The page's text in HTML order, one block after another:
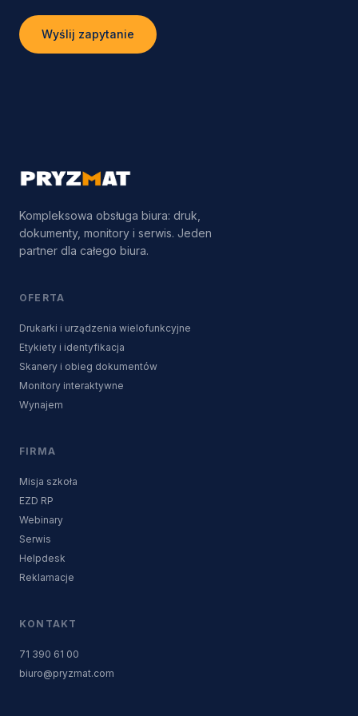
Wyślij zapytanie
Kompleksowa obsługa biura: druk,
dokumenty, monitory i serwis. Jeden
partner dla całego biura.
OFERTA
Drukarki i urządzenia wielofunkcyjne
Etykiety i identyfikacja
Skanery i obieg dokumentów
Monitory interaktywne
Wynajem
FIRMA
Misja szkoła
EZD RP
Webinary
Serwis
Helpdesk
Reklamacje
KONTAKT
71 390 61 00
biuro@pryzmat.com